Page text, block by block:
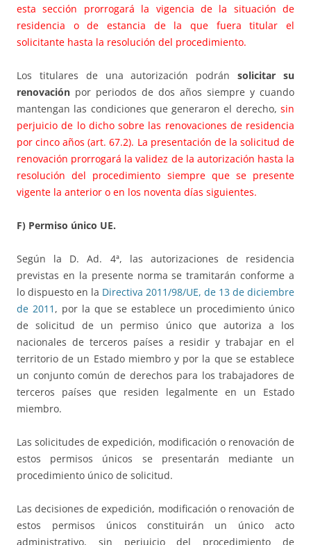
esta sección prorrogará la vigencia de la situación de
residencia o de estancia de la que fuera titular el
solicitante hasta la resolución del procedimiento.
Los titulares de una autorización podránsolicitar su
renovación por periodos de dos años siempre y cuando
mantengan las condiciones que generaron el derecho, sin
perjuicio de lo dicho sobre las renovaciones de residencia
por cinco años (art. 67.2). La presentación de la solicitud de
renovación prorrogará la validez de la autorización hasta la
resolución del procedimiento siempre que se presente
vigente la anterior o en los noventa días siguientes.
F) Permiso único UE.
Según la D. Ad. 4ª, las autorizaciones de residencia
previstas en la presente norma se tramitarán conforme a
lo dispuesto en la Directiva 2011/98/UE, de 13 de diciembre
de 2011 , por la que se establece un procedimiento único
de solicitud de un permiso único que autoriza a los
nacionales de terceros países a residir y trabajar en el
territorio de un Estado miembro y por la que se establece
un conjunto común de derechos para los trabajadores de
terceros países que residen legalmente en un Estado
miembro.
Las solicitudes de expedición, modificación o renovación de
estos permisos únicos se presentarán mediante un
procedimiento único de solicitud.
Las decisiones de expedición, modificación o renovación de
estos permisos únicos constituirán un único acto
administrativo, sin perjuicio del procedimiento de